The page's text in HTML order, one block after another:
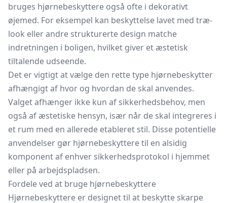
bruges hjørnebeskyttere også ofte i dekorativt
øjemed. For eksempel kan beskyttelse lavet med træ-
look eller andre strukturerte design matche
indretningen i boligen, hvilket giver et æstetisk
tiltalende udseende.
Det er vigtigt at vælge den rette type hjørnebeskytter
afhængigt af hvor og hvordan de skal anvendes.
Valget afhænger ikke kun af sikkerhedsbehov, men
også af æstetiske hensyn, især når de skal integreres i
et rum med en allerede etableret stil. Disse potentielle
anvendelser gør hjørnebeskyttere til en alsidig
komponent af enhver sikkerhedsprotokol i hjemmet
eller på arbejdspladsen.
Fordele ved at bruge hjørnebeskyttere
Hjørnebeskyttere er designet til at beskytte skarpe